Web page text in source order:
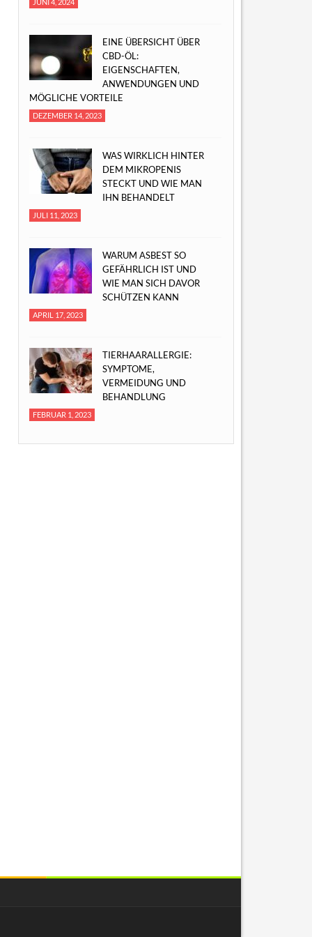
EINE ÜBERSICHT ÜBER
CBD-ÖL:
EIGENSCHAFTEN,
ANWENDUNGEN UND
MÖGLICHE VORTEILE
DEZEMBER 14, 2023
WAS WIRKLICH HINTER
DEM MIKROPENIS
STECKT UND WIE MAN
IHN BEHANDELT
JULI 11, 2023
WARUM ASBEST SO
GEFÄHRLICH IST UND
WIE MAN SICH DAVOR
SCHÜTZEN KANN
APRIL 17, 2023
TIERHAARALLERGIE:
SYMPTOME,
VERMEIDUNG UND
BEHANDLUNG
FEBRUAR 1, 2023